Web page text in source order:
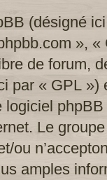
(désigné
»,
de forum,
par « GPL »)
logiciel
Le
ou
amples